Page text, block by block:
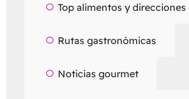
Top alimentos y
Rutas gastronómicas
Noticias gourmet